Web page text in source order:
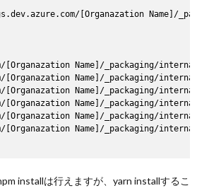
[Organazation Name]/
Name]/_packaging/
Name]/_packaging/
[Organazation Name]/_packaging/
Name]/_packaging/
Name]/_packaging/
[Organazation Name]/_packaging/
installは行えますが、yarn installするこ